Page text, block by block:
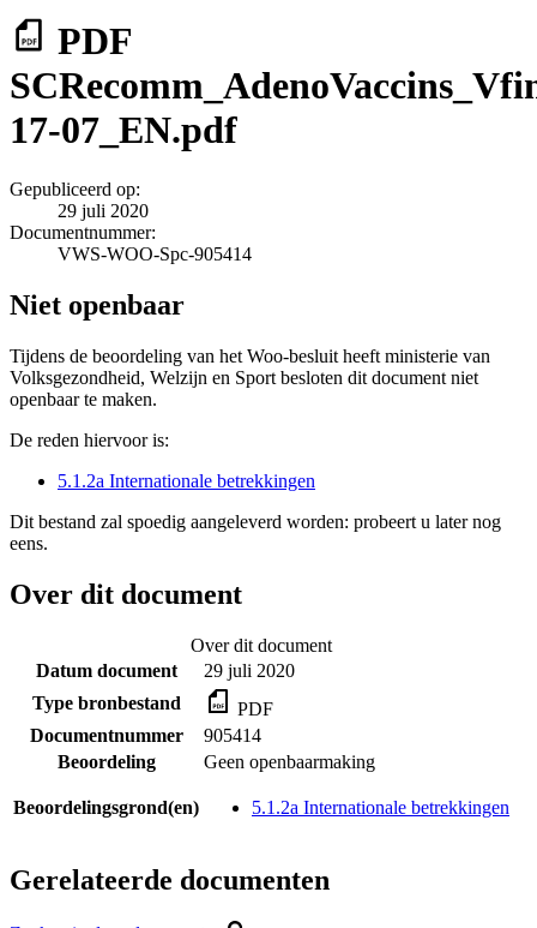
PDF
17-07_EN.pdf
Gepubliceerd op:
29 juli 2020
Documentnummer:
VWS-WOO-Spc-905414
Niet openbaar
Tijdens de beoordeling van het Woo-besluit heeft ministerie van
Volksgezondheid, Welzijn en Sport besloten dit document niet
openbaar te maken.
De reden hiervoor is:
5.1.2a Internationale betrekkingen
Dit bestand zal spoedig aangeleverd worden: probeert u later nog
eens.
Over dit document
Over dit document
Datum document
29 juli 2020
Type bronbestand
PDF
Documentnummer
905414
Beoordeling
Geen openbaarmaking
Beoordelingsgrond(en) 5.1.2a Internationale betrekkingen
Gerelateerde documenten